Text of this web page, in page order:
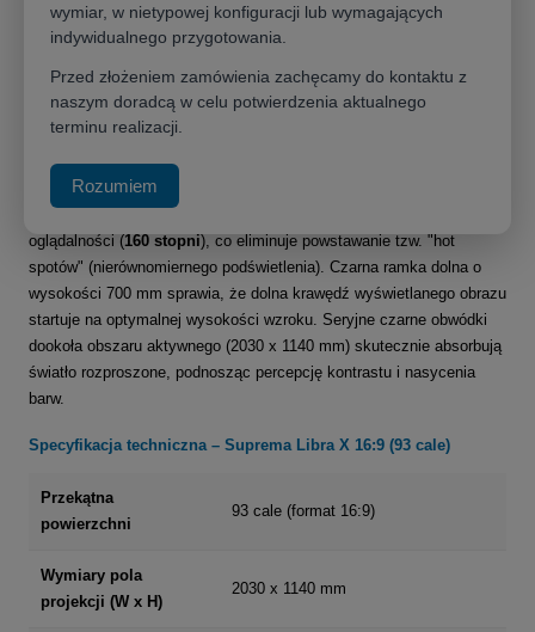
Po prezentacji ekran błyskawicznie chowa się w bezpiecznej
obudowie, która chroni materiał przed kurzem i uszkodzeniami
mechanicznymi w transporcie.
Doskonałe parametry optyczne powierzchni Matt White v2
Ekran wyposażono w profesjonalny, wielowarstwowy materiał
White v2 (MW)na bazie włókna szklanego. Powierzchnia ta cechuje
oglądalności (160 stopni), co eliminuje powstawanie tzw. "hot
spotów" (nierównomiernego podświetlenia). Czarna ramka dolna o
wysokości 700 mm sprawia, że dolna krawędź wyświetlanego obrazu
startuje na optymalnej wysokości wzroku. Seryjne czarne obwódki
dookoła obszaru aktywnego (2030 x 1140 mm) skutecznie absorbują
światło rozproszone, podnosząc percepcję kontrastu i nasycenia
barw.
Specyfikacja techniczna – Suprema Libra X 16:9 (93 cale)
Przekątna
powierzchni
93 cale (format 16:9)
Wymiary pola
projekcji (W x H)
2030 x 1140 mm
wymiar, w nietypowej konfiguracji lub wymagających
indywidualnego przygotowania.
Przed złożeniem zamówienia zachęcamy do kontaktu z
naszym doradcą w celu potwierdzenia aktualnego
terminu realizacji.
Rozumiem